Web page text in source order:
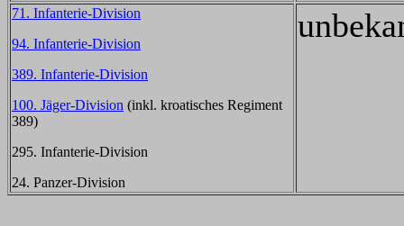
71. Infanterie-Division
94. Infanterie-Division
389. Infanterie-Division
100. Jäger-Division (inkl. kroatisches Regiment
389)
295. Infanterie-Division
24. Panzer-Division